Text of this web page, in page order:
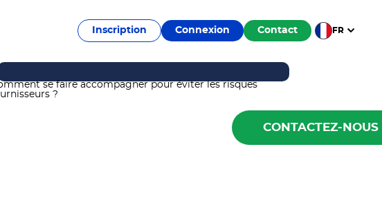
Inscription Connexion Contact FR
CONTACTEZ-NOUS